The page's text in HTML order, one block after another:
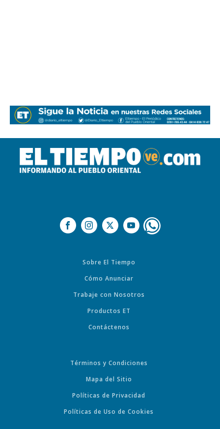
Sobre El Tiempo
Cómo Anunciar
Trabaje con Nosotros
Productos ET
Contáctenos
Términos y Condiciones
Mapa del Sitio
Políticas de Privacidad
Políticas de Uso de Cookies